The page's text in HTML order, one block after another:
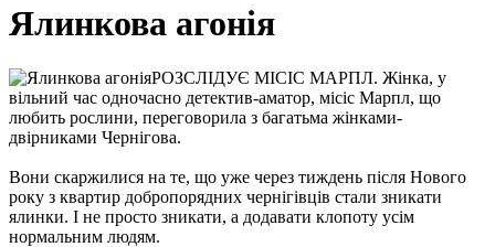
Ялинкова агонія
РОЗСЛІДУЄ МІСІС МАРПЛ. Жінка, у
вільний час одночасно детектив-аматор, місіс Марпл, що
любить рослини, переговорила з багатьма жінками-
двірниками Чернігова.
Вони скаржилися на те, що уже через тиждень після Нового
року з квартир добропорядних чернігівців стали зникати
ялинки. І не просто зникати, а додавати клопоту усім
нормальним людям.